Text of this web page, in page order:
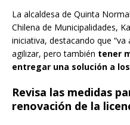
La alcaldesa de Quinta
Chilena de Municipalidades,
iniciativa, destacando que
agilizar, pero también tener
entregar una solución a
Revisa las medidas
renovación de la